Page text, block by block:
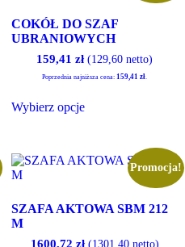
COKÓŁ DO SZAF
UBRANIOWYCH
159,41zł (129,60 netto)
Poprzednia najniższa cena:159,41zł.
Wybierz opcjeprodukt
wariantów.
Opcje
na
produktu
Promocja!
SZAFA AKTOWA SBM 212
M
1600,72 zł(1301,40 netto)